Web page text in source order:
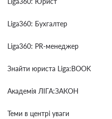
Liga360: Бухгалтер
Liga360: PR-менеджер
Знайти юриста Liga:BOOK
Академія ЛІГА:ЗАКОН
Теми в центрі уваги